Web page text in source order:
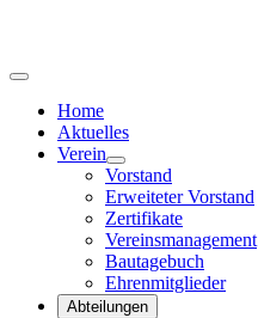
Home
Aktuelles
Verein
Vorstand
Erweiteter Vorstand
Zertifikate
Vereinsmanagement
Bautagebuch
Ehrenmitglieder
Abteilungen